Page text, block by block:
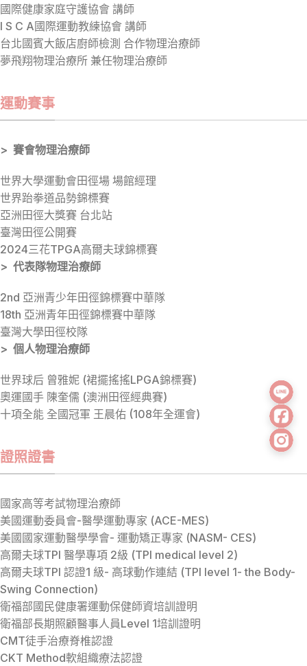
國際健康家庭守護協會 講師
I S C A國 際運動教練協會 講師
台北國賓大飯店廚師檢測 合作物理治療師
夢飛翔物理治療所 兼任物理治療師
運動賽事
> 賽會物理治療師
世界大學運動會田徑場 場館經理
世界跆拳道品勢錦標賽
亞洲田徑大獎賽 台北站
臺灣田徑公開賽
2024三花TPGA高爾夫球錦標賽
> 代表隊物理治療師
2nd 亞洲青少年田徑錦標賽中華隊
18th 亞洲青年田徑錦標賽中華隊
臺灣大學田徑校隊
> 個人物理治療師
世界球后 曾雅妮 (裙擺搖搖LPGA錦標賽)
奧運國手 陳奎儒 (澳洲田徑經典賽)
十項全能 全國冠軍 王晨佑 (108年全運會)
證照證書
國家高等考試物理治療師
美國運動委員會-醫學運動專家 (ACE-MES)
美國國家運動醫學學會- 運動矯正專家 (NASM- CES)
高爾夫球TPI 醫學專項 2級 (TPI medical level 2)
高爾夫球TPI 認證1 級- 高球動作連結 (TPI level 1- the Body-
Swing Connection)
衛福部國民健康署運動保健師資培訓證明
衛福部長期照顧醫事人員Level 1培訓證明
CMT徒手治療脊椎認證
CKT Method軟組織療法認證